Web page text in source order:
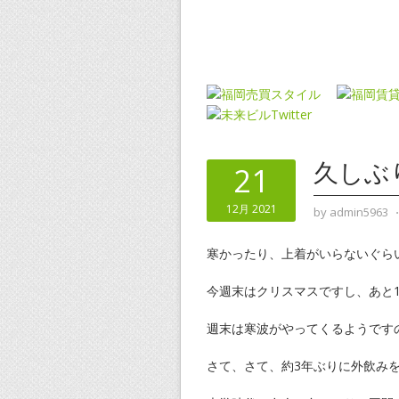
21
12月 2021
久しぶ
by admin5963
寒かったり、上着がいらないぐ
今週末はクリスマスですし、あ
週末は寒波がやってくるようで
さて、さて、約3年ぶりに外飲み